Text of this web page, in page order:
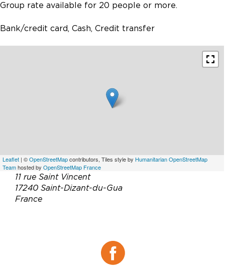
Group rate available for 20 people or more.
Bank/credit card, Cash, Credit transfer
Leaflet | ©OpenStreetMapcontributors, Tiles style by Humanitarian OpenStreetMap
Teamhosted by OpenStreetMap France
11 rue Saint Vincent
17240 Saint-Dizant-du-Gua
France